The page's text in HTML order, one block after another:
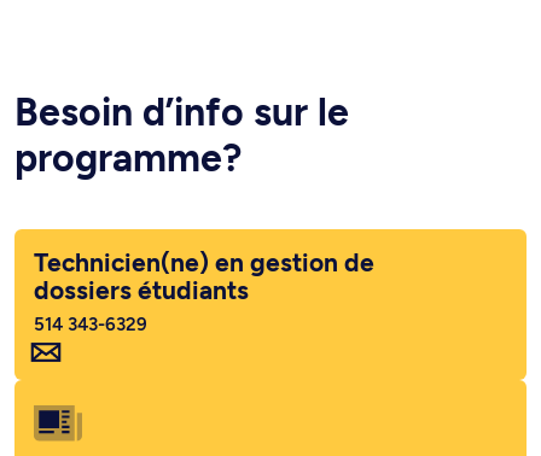
Besoin d’info sur le
programme?
Technicien(ne) en gestion de
dossiers étudiants
514 343-6329